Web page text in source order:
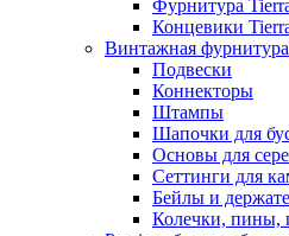
Фурнитура
Концевики
Винтажная
Подвески
Коннекторы
Штампы
Шапочки для
Основы для
Сеттинги для
Бейлы и
Колечки, пины,